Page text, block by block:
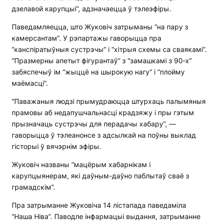
дзелавой карупцыі”, адзначаецца ў тэлеэфіры.
Паведамляецца, што Жуковіч затрыманы “на пару з
камерсантам”. У рэпартажы гаворыцца пра
“канспіратыўныя сустрэчы” і “хітрыя схемы са сваякамі”.
“Празмерны апетыт фігурантаў” з “замашкамі з 90‑х”
забяспечыў ім “жыццё на шырокую нагу” і “плойму
маёмасці”.
“Паважаныя людзі прымудраюцца штурхаць палымяныя
прамовы аб недапушчальнасці крадзяжу і пры гэтым
прызначаць сустрэчы для перадачы хабару”, —
гаворыцца ў тэлеанонсе з адсылкай на поўны выклад
гісторыі ў вячэрнім эфіры.
Жуковіч названы “мацёрым хабарнікам і
карупцыянерам, які даўным-даўно паблытаў сваё з
грамадскім”.
Пра затрыманне Жуковіча 14 лістапада паведаміла
“Наша Ніва”. Паводле інфармацыі выдання, затрыманне